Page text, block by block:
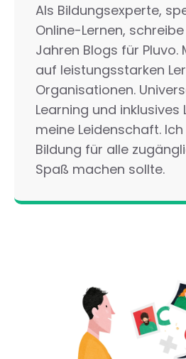
Als Bildungsexperte,
Online-Lernen,
Jahren Blogs für Pluvo.
auf leistungsstarken
Organisationen.
Learning und inklusives
meine Leidenschaft.
Bildung für alle
Spaß machen sollte.